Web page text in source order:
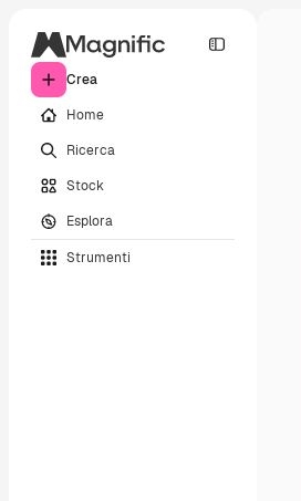
Crea
Home
Ricerca
Stock
Esplora
Strumenti